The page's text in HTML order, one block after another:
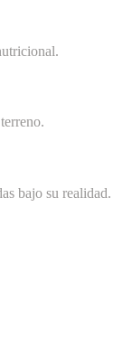
bajo su realidad.